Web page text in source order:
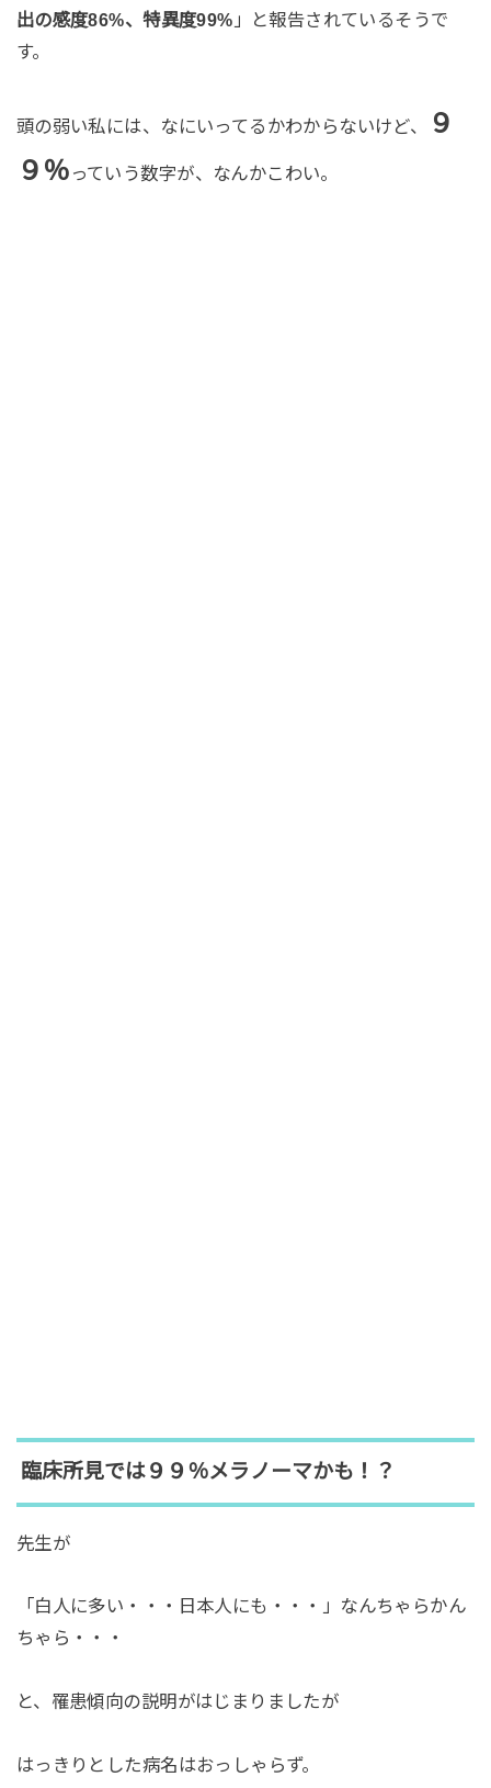
出の感度86%、特異度99% 」と報告されているそうで
す。
頭の弱い私には、なにいってるかわからないけど、
９
９％ っていう数字が、なんかこわい。
臨床所見では９９％メラノーマかも！？
先生が
「白人に多い・・・日本人にも・・・」なんちゃらかん
ちゃら・・・
と、罹患傾向の説明がはじまりましたが
はっきりとした病名はおっしゃらず。